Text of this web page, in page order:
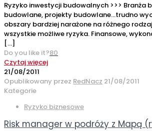
Ryzyko inwestycji budowalnych >>> Branża
budowlane, projekty budowlane…trudno
obszary bardziej narażone na różnego
wszystkie możliwe ryzyka. Finansowe,
[…]
Do you like it?80
Czytaj więcej
21/08/2011
Opublikowany przez RedNacz 21/08/2011
Kategorie
Ryzyko biznesowe
Risk manager w podróży z Mapą